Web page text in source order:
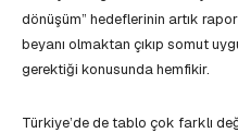
dönüşüm” hedeflerinin artık
beyanı olmaktan çıkıp somut
gerektiği konusunda hemfikir.
Türkiye’de de tablo çok farklı